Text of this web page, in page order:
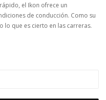
el Ikon ofrece un
de conducción. Como su
lo que es cierto en las carreras.